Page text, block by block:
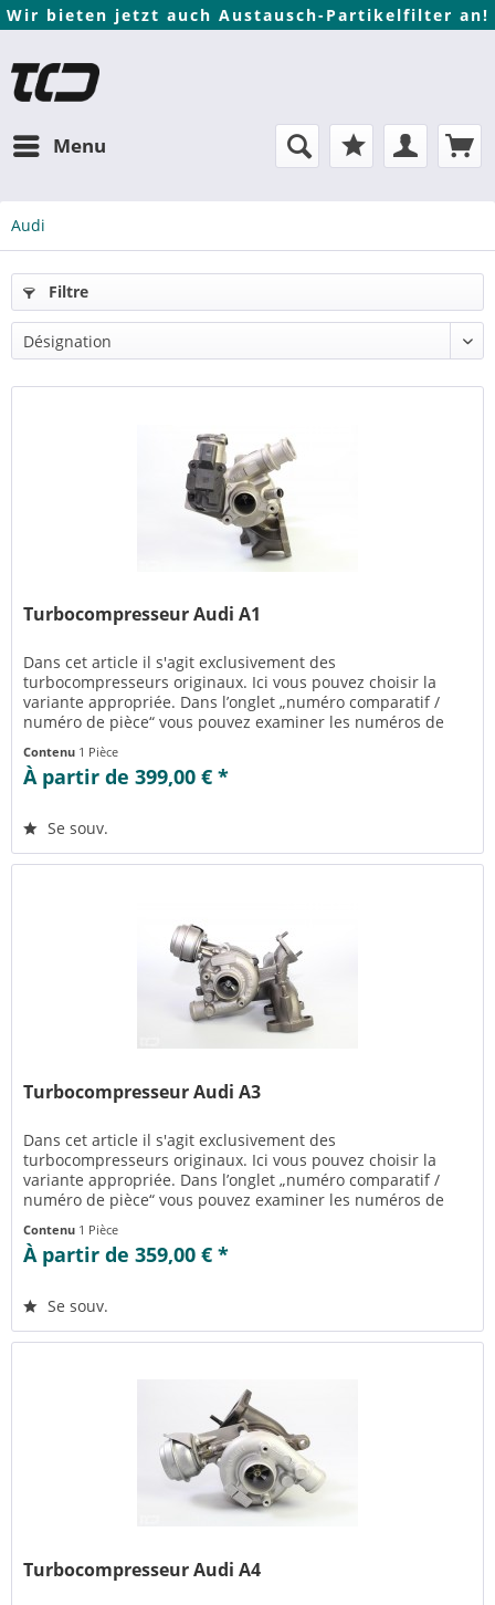
Wir bieten jetzt auch Austausch-Partikelfilter an!
Menu
Audi
Filtre
Turbocompresseur Audi A1
Dans cet article il s'agit exclusivement des
turbocompresseurs originaux. Ici vous pouvez choisir la
variante appropriée. Dans l’onglet „numéro comparatif /
numéro de pièce“ vous pouvez examiner les numéros de
pièce appropriés pour la...
Contenu 1 Pièce
À partir de 399,00 € *
Se souv.
Turbocompresseur Audi A3
Dans cet article il s'agit exclusivement des
turbocompresseurs originaux. Ici vous pouvez choisir la
variante appropriée. Dans l’onglet „numéro comparatif /
numéro de pièce“ vous pouvez examiner les numéros de
pièce appropriés pour la...
Contenu 1 Pièce
À partir de 359,00 € *
Se souv.
Turbocompresseur Audi A4